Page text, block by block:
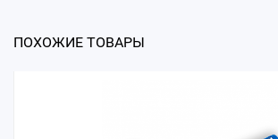
ПОХОЖИЕ ТОВАРЫ